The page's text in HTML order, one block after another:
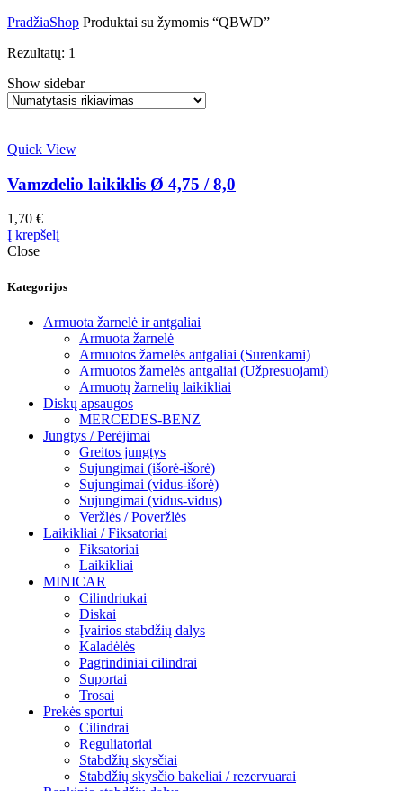
PradžiaShop Produktai su žymomis “QBWD”
Rezultatų: 1
Show sidebar
Quick View
Vamzdelio laikiklis Ø 4,75 / 8,0
1,70 €
Į krepšelį
Close
Kategorijos
Armuota žarnelė ir antgaliai
Armuota žarnelė
Armuotos žarnelės antgaliai (Surenkami)
Armuotos žarnelės antgaliai (Užpresuojami)
Armuotų žarnelių laikikliai
Diskų apsaugos
MERCEDES-BENZ
Jungtys / Perėjimai
Greitos jungtys
Sujungimai (išorė-išorė)
Sujungimai (vidus-išorė)
Sujungimai (vidus-vidus)
Veržlės / Poveržlės
Laikikliai / Fiksatoriai
Fiksatoriai
Laikikliai
MINICAR
Cilindriukai
Diskai
Įvairios stabdžių dalys
Kaladėlės
Pagrindiniai cilindrai
Suportai
Trosai
Prekės sportui
Cilindrai
Reguliatoriai
Stabdžių skysčiai
Stabdžių skysčio bakeliai / rezervuarai